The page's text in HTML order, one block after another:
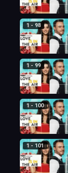
1 - 98
1 - 99
1 - 100
1 - 101